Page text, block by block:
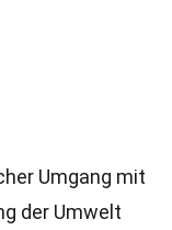
Umgang mit
der Umwelt